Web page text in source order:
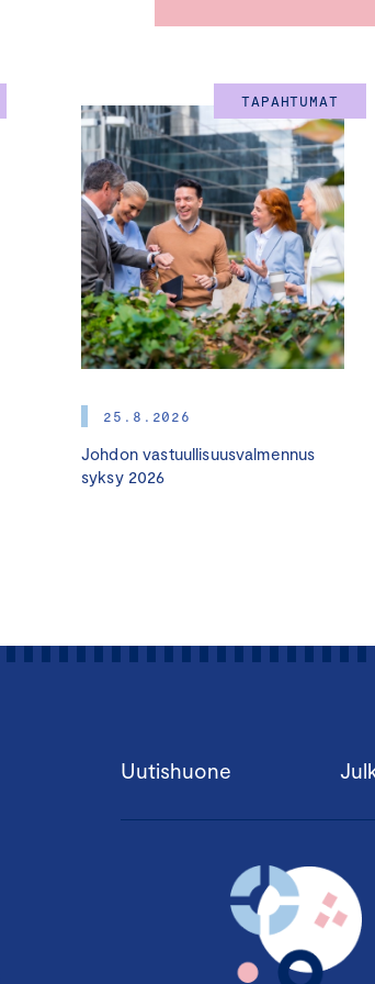
tuontiyritysten johdolle ja
asiantuntijoille, päättäjille
Tilaisuus sisältääInspiroivia
ennen kaikkea
tarjoaa uusia näkökulmia,
jo tänään.
Tilaisuuden moderoi
12.40 Liikenteen
Kansanedustaja,
Kansanedustaja,
Kansanedustaja,
TAPAHTUMAT
25.8.2026
Johdon vastuullisuusvalmennus
syksy 2026
Uutishuone